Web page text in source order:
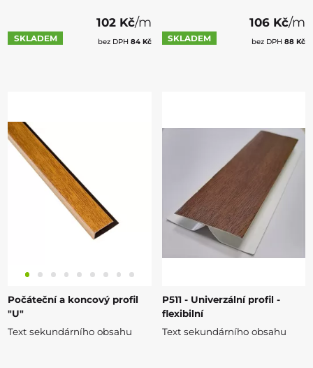
SKLADEM
102 Kč/m
bez DPH 84 Kč SKLADEM
106 Kč/m
bez DPH 88 Kč
Počáteční a koncový profil
"U"
Text sekundárního obsahu
P511 - Univerzální profil -
flexibilní
Text sekundárního obsahu